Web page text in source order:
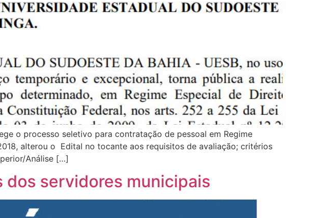
o processo seletivo para contratação de pessoal em Regime
alterou o Edital no tocante aos requisitos de avaliação; critérios
Análise […]
dos servidores municipais